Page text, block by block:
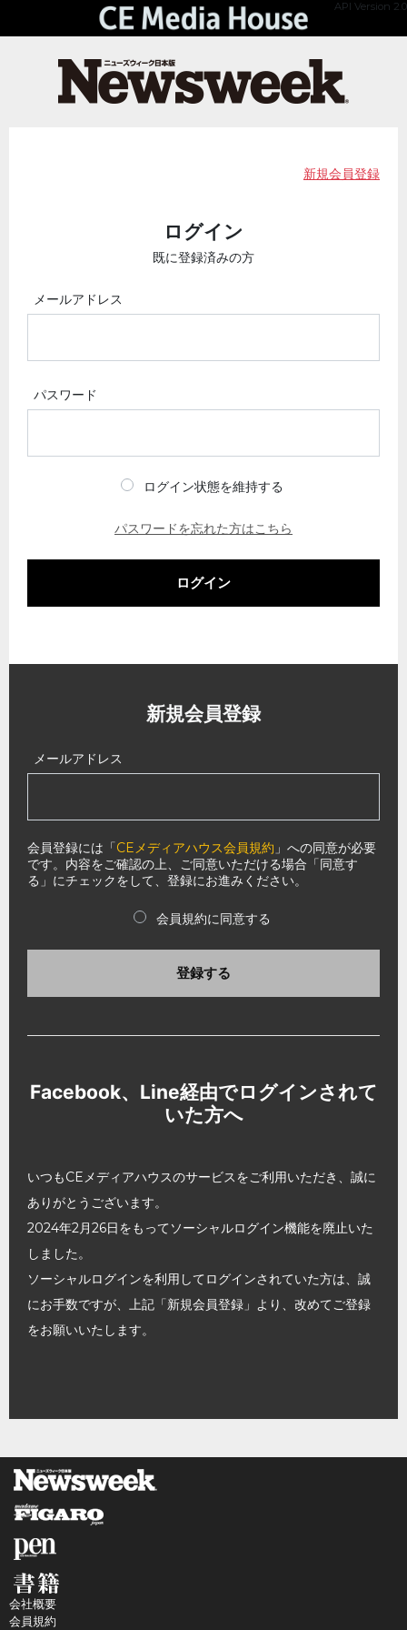
API Version 2.0
新規会員登録
ログイン
既に登録済みの方
メールアドレス
パスワード
ログイン状態を維持する
パスワードを忘れた方はこちら
ログイン
新規会員登録
メールアドレス
会員登録には「CEメディアハウス会員規約 」への同意が必要
です。内容をご確認の上、ご同意いただける場合「同意す
る」にチェックをして、登録にお進みください。
会員規約に同意する
登録する
Facebook、Line経由でログインされて
いた方へ
いつもCEメディアハウスのサービスをご利用いただき、誠に
ありがとうございます。
2024年2月26日をもってソーシャルログイン機能を廃止いた
しました。
ソーシャルログインを利用してログインされていた方は、誠
にお手数ですが、上記「新規会員登録」より、改めてご登録
をお願いいたします。
会社概要
会員規約